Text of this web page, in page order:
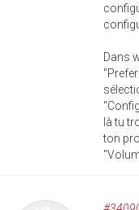
Dans
là tu
ton